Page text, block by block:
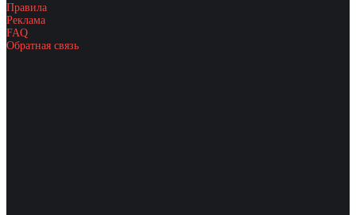
Правила
Реклама
FAQ
Обратная связь